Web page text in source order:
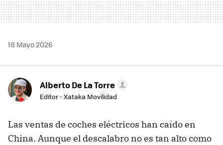
18 Mayo 2026
Alberto De La Torre
Editor - Xataka Movilidad
Las ventas de coches eléctricos han caído en
China. Aunque el descalabro no es tan alto como